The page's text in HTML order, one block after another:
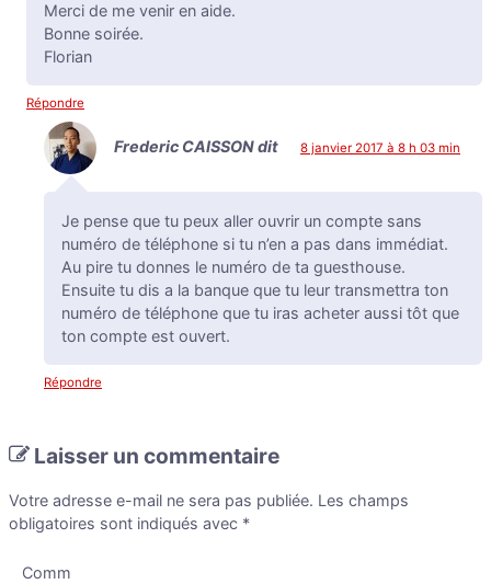
Merci de me venir en aide.
Bonne soirée.
Florian
Répondre
Frederic CAISSONdit 8 janvier 2017 à 8 h 03 min
Je pense que tu peux aller ouvrir un compte sans
numéro de téléphone si tu n’en a pas dans immédiat.
Au pire tu donnes le numéro de ta guesthouse.
Ensuite tu dis a la banque que tu leur transmettra ton
numéro de téléphone que tu iras acheter aussi tôt que
ton compte est ouvert.
Répondre
Laisser un commentaire
Votre adresse e-mail ne sera pas publiée. Les champs
obligatoires sont indiqués avec *
Comm